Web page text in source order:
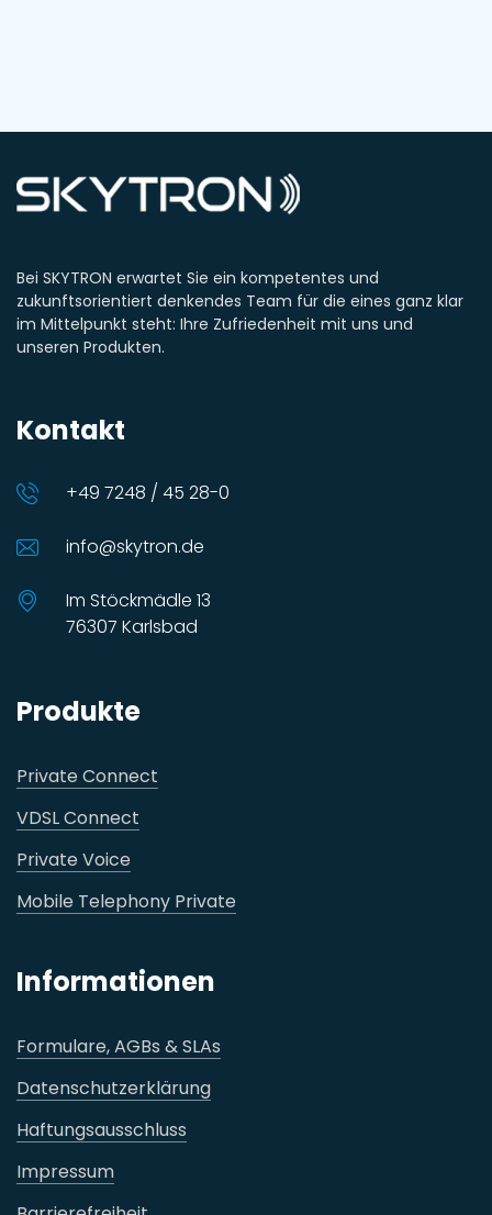
Bei SKYTRON erwartet Sie ein kompetentes und
zukunftsorientiert denkendes Team für die eines ganz klar
im Mittelpunkt steht: Ihre Zufriedenheit mit uns und
unseren Produkten.
Kontakt
+49 7248 / 45 28-0
info@skytron.de
Im Stöckmädle 13
76307 Karlsbad
Produkte
Private Connect
VDSL Connect
Private Voice
Mobile Telephony Private
Informationen
Formulare, AGBs & SLAs
Datenschutzerklärung
Haftungsausschluss
Impressum